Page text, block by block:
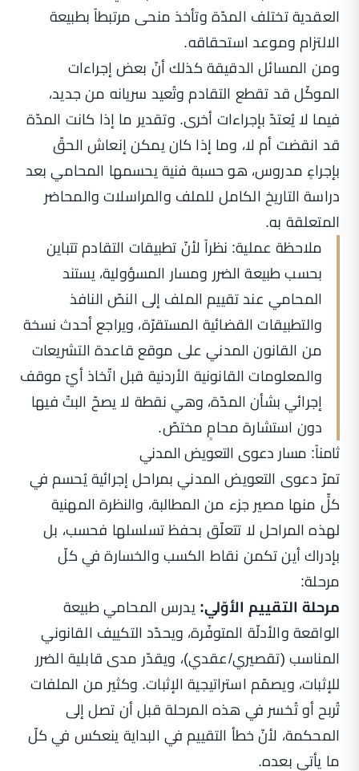
العقدية تختلف المدّة وتأخذ منحى مرتبطاً بطبيعة
الالتزام وموعد استحقاقه.
ومن المسائل الدقيقة كذلك أنّ بعض إجراءات
الموكّل قد تقطع التقادم وتُعيد سريانه من جديد،
فيما لا يُعتدّ بإجراءات أخرى. وتقدير ما إذا كانت المدّة
قد انقضت أم لا، وما إذا كان يمكن إنعاش الحقّ
بإجراءٍ مدروس، هو حسبة فنية يحسمها المحامي بعد
دراسة التاريخ الكامل للملف والمراسلات والمحاضر
المتعلقة به.
ملاحظة عملية: نظراً لأنّ تطبيقات التقادم تتباين
بحسب طبيعة الضرر ومسار المسؤولية، يستند
المحامي عند تقييم الملف إلى النصّ النافذ
والتطبيقات القضائية المستقرّة، ويراجع أحدث نسخة
من القانون المدني على موقع قاعدة التشريعات
والمعلومات القانونية الأردنية قبل اتّخاذ أيّ موقف
إجرائي بشأن المدّة، وهي نقطة لا يصحّ البتّ فيها
دون استشارة محامٍ مختصّ.
ثامناً: مسار دعوى التعويض المدني
تمرّ دعوى التعويض المدني بمراحل إجرائية يُحسم في
كلٍّ منها مصير جزء من المطالبة، والنظرة المهنية
لهذه المراحل لا تتعلّق بحفظ تسلسلها فحسب، بل
بإدراك أين تكمن نقاط الكسب والخسارة في كلّ
مرحلة:
مرحلة التقييم الأوّلي: يدرس المحامي طبيعة
الواقعة والأدلّة المتوفّرة، ويحدّد التكييف القانوني
المناسب (تقصيري/عقدي)، ويقدّر مدى قابلية الضرر
للإثبات، ويصمّم استراتيجية الإثبات. وكثير من الملفات
تُربح أو تُخسر في هذه المرحلة قبل أن تصل إلى
المحكمة، لأنّ خطأ التقييم في البداية ينعكس في كلّ
ما يأتي بعده.